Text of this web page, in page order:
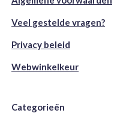
Veel gestelde vragen?
Privacy beleid
Webwinkelkeur
Categorieën